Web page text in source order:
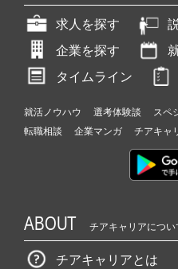
求人を探す
企業を探す
タイムライン
就活ノウハウ 選考体験談 スペ
転職相談
企業マンガ チアキャ
ABOUT チアキャリアについ
チアキャリアとは